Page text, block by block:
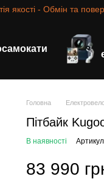
якості - Обмін та
Головна
Пітбайк
В наявності
83 990